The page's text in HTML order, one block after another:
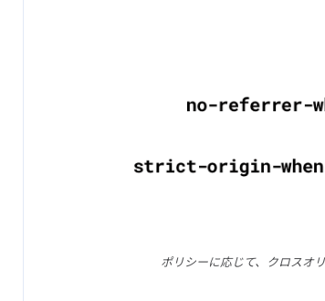
ポリシーに応じて、クロスオ